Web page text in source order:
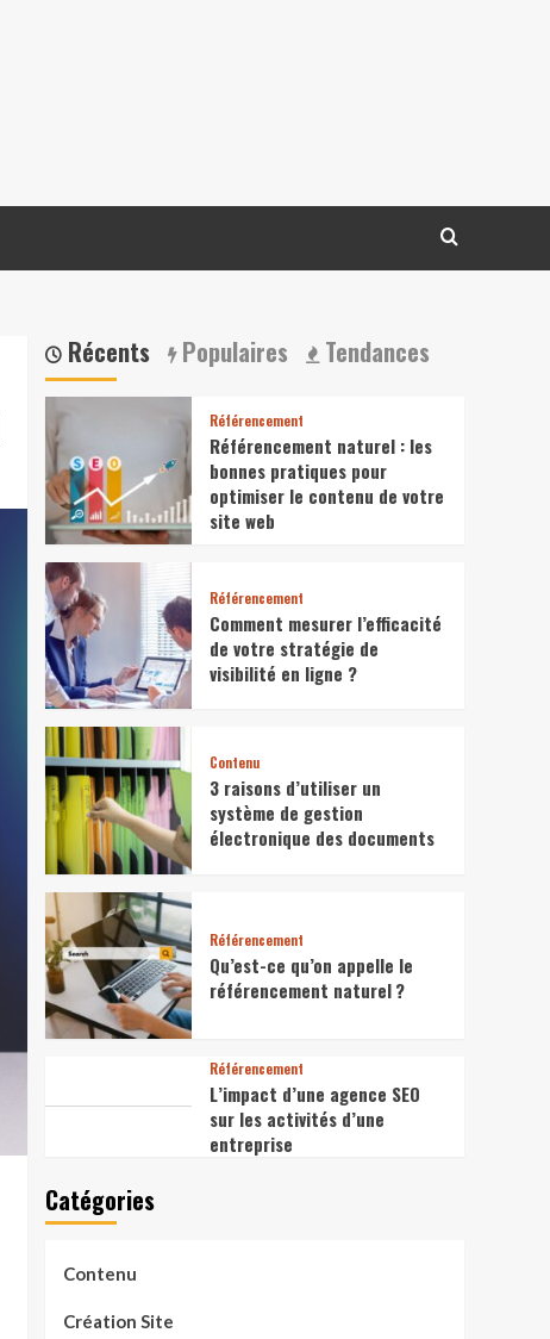
Récents Populaires Tendances
Référencement
Référencement naturel : les
bonnes pratiques pour
optimiser le contenu de votre
site web
Référencement
Comment mesurer l’efficacité
de votre stratégie de
visibilité en ligne ?
Contenu
3 raisons d’utiliser un
système de gestion
électronique des documents
Référencement
Qu’est-ce qu’on appelle le
référencement naturel ?
Référencement
L’impact d’une agence SEO
sur les activités d’une
entreprise
Catégories
Contenu
Création Site